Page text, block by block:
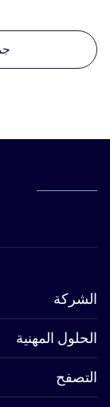
الشركة
الحلول المهنية
التصفح